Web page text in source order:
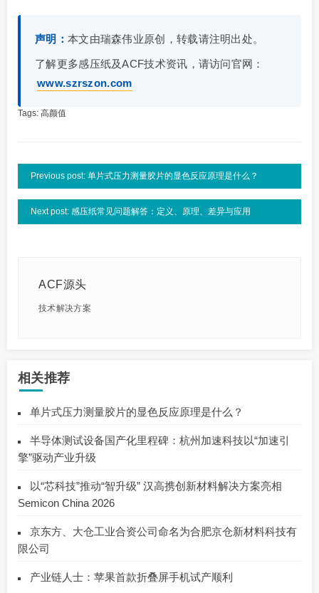
声明： 本文由瑞森伟业原创，转载请注明出处。
了解更多感压纸及ACF技术资讯，请访问官网：
www.szrszon.com
Tags: 高颜值
Previous post: 单片式压力测量胶片的显色反应原理是什么？
Next post: 感压纸常见问题解答：定义、原理、差异与应用
ACF源头
技术解决方案
相关推荐
单片式压力测量胶片的显色反应原理是什么？
半导体测试设备国产化里程碑：杭州加速科技以“加速引
擎”驱动产业升级
以“芯科技”推动“智升级” 汉高携创新材料解决方案亮相
Semicon China 2026
京东方、大仓工业合资公司命名为合肥京仓新材料科技有
限公司
产业链人士：苹果首款折叠屏手机试产顺利